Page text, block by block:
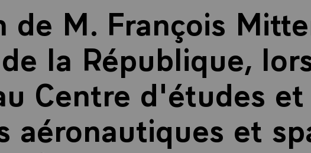
de M. François
la République,
Centre d'études
aéronautiques et